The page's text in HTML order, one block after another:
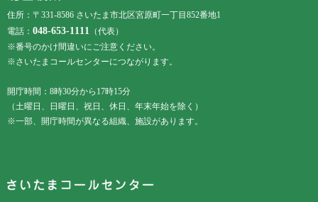
住所：〒331-8586 さいたま市北区宮原町一丁目852番地1
電話： 048-653-1111 （代表）
※番号のかけ間違いにご注意ください。
※さいたまコールセンターにつながります。
開庁時間：8時30分から17時15分
（土曜日、日曜日、祝日、休日、年末年始を除く）
※一部、開庁時間が異なる組織、施設があります。